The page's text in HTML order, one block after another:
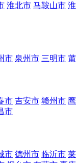
淮北市 马鞍山市
市 泉州市 三明市
市 吉安市 赣州市
市
市 德州市 临沂市